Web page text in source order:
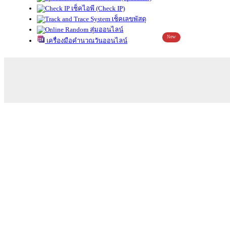
เช็คไอพี (Check IP)
เช็คเลขพัสดุ
สุ่มออนไลน์
เครื่องมือคำนวณวันออนไลน์
New